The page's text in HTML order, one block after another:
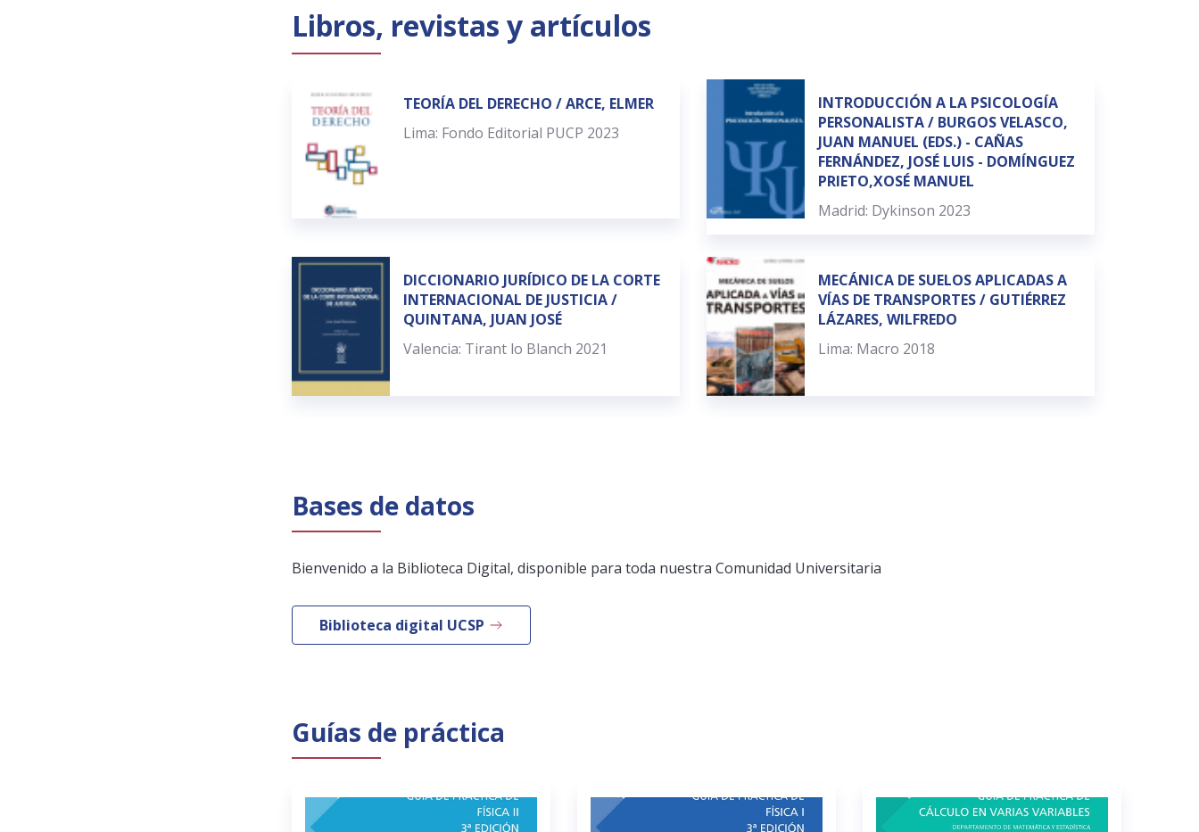
Libros, revistas y artículos
TEORÍA DEL DERECHO / ARCE, ELMER
Lima: Fondo Editorial PUCP 2023
INTRODUCCIÓN A LA PSICOLOGÍA
PERSONALISTA / BURGOS VELASCO,
JUAN MANUEL (EDS.) - CAÑAS
FERNÁNDEZ, JOSÉ LUIS - DOMÍNGUEZ
PRIETO,XOSÉ MANUEL
Madrid: Dykinson 2023
DICCIONARIO JURÍDICO DE LA CORTE
INTERNACIONAL DE JUSTICIA /
QUINTANA, JUAN JOSÉ
Valencia: Tirant lo Blanch 2021
MECÁNICA DE SUELOS APLICADAS A
VÍAS DE TRANSPORTES / GUTIÉRREZ
LÁZARES, WILFREDO
Lima: Macro 2018
Bases de datos
Bienvenido a la Biblioteca Digital, disponible para toda nuestra Comunidad Universitaria
Biblioteca digital UCSP
Guías de práctica